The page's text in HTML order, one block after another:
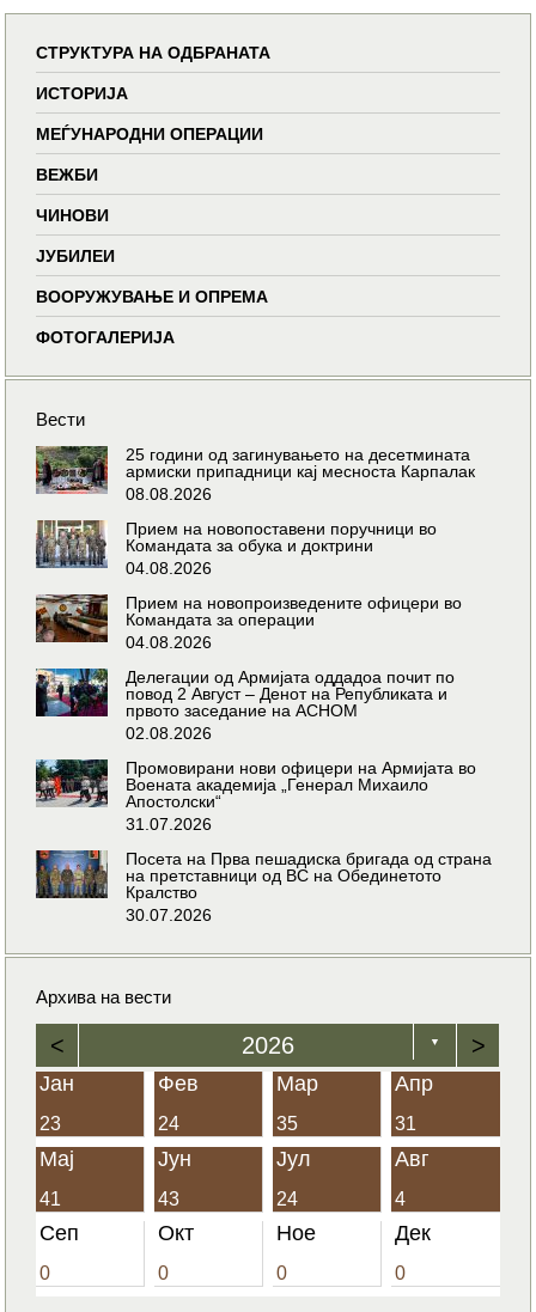
СТРУКТУРА НА ОДБРАНАТА
ИСТОРИЈА
МЕЃУНАРОДНИ ОПЕРАЦИИ
ВЕЖБИ
ЧИНОВИ
ЈУБИЛЕИ
ВООРУЖУВАЊЕ И ОПРЕМА
ФОТОГАЛЕРИЈА
Вести
25 години од загинувањето на десетмината
армиски припадници кај месноста Карпалак
08.08.2026
Прием на новопоставени поручници во
Командата за обука и доктрини
04.08.2026
Прием на новопроизведените офицери во
Командата за операции
04.08.2026
Делегации од Армијата оддадоа почит по
повод 2 Август – Денот на Републиката и
првото заседание на АСНОМ
02.08.2026
Промовирани нови офицери на Армијата во
Воената академија „Генерал Михаило
Апостолски“
31.07.2026
Посета на Прва пешадиска бригада од страна
на претставници од ВС на Обединетото
Кралство
30.07.2026
Архива на вести
< 2026 ▼ >
Јан
23
Фев
24
Мар
35
Апр
31
Мај
41
Јун
43
Јул
24
Авг
4
Сеп
0
Окт
0
Ное
0
Дек
0